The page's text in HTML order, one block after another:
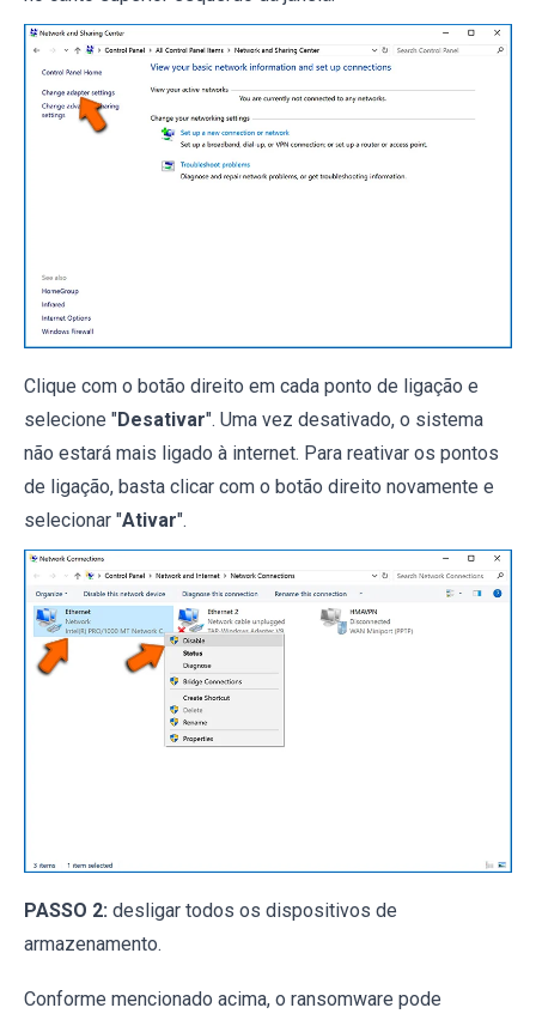
Clique com o botão direito em cada ponto de ligação e
selecione "Desativar". Uma vez desativado, o sistema
não estará mais ligado à internet. Para reativar os pontos
de ligação, basta clicar com o botão direito novamente e
selecionar "Ativar".
PASSO 2: desligar todos os dispositivos de
armazenamento.
Conforme mencionado acima, o ransomware pode